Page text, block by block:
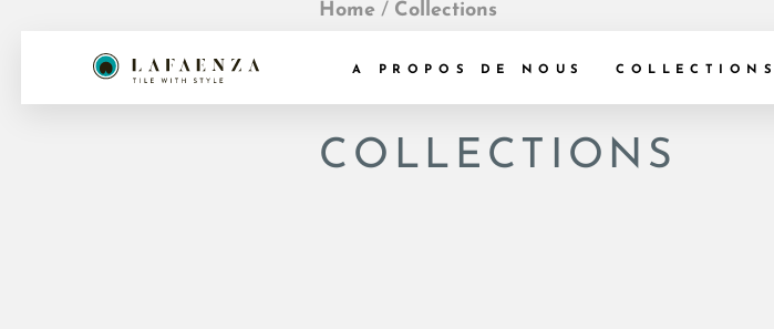
A PROPOS DE NOUS COLLECTIONS
Home / Collections
COLLECTIONS